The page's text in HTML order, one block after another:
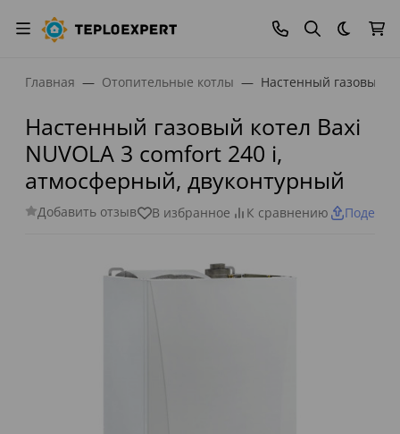
Темная
Главная Отопительные котлы Настенный газовый
Настенный газовый котел Baxi
NUVOLA 3 comfort 240 i,
атмосферный, двуконтурный
Добавить отзыв В избранное К сравнению